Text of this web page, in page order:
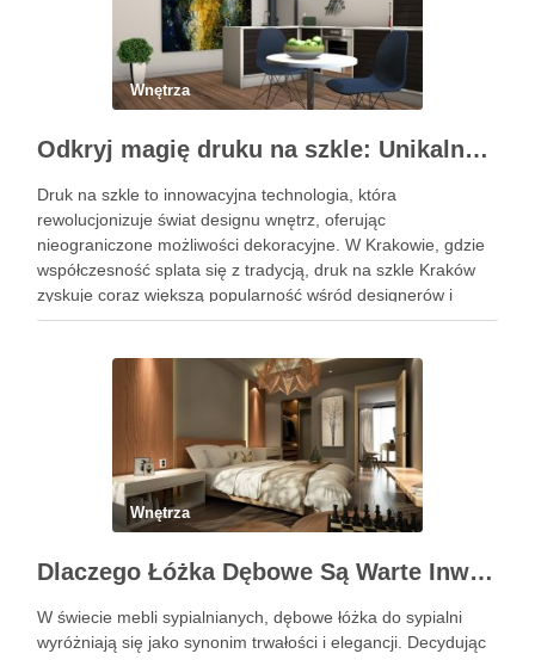
Wnętrza
Odkryj magię druku na szkle: Unikalne dekoracje wnętrz
Druk na szkle to innowacyjna technologia, która
rewolucjonizuje świat designu wnętrz, oferując
nieograniczone możliwości dekoracyjne. W Krakowie, gdzie
współczesność splata się z tradycją, druk na szkle Kraków
zyskuje coraz większą popularność wśród designerów i
właścicieli domów, pragnących wprowadzić do swoich
wykorzystać tę …
Wnętrza
Dlaczego Łóżka Dębowe Są Warte Inwestycji?
W świecie mebli sypialnianych, dębowe łóżka do sypialni
wyróżniają się jako synonim trwałości i elegancji. Decydując